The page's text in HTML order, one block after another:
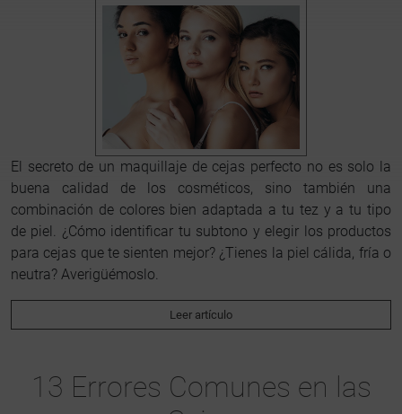
El secreto de un maquillaje de cejas perfecto no es solo la
buena calidad de los cosméticos, sino también una
combinación de colores bien adaptada a tu tez y a tu tipo
de piel. ¿Cómo identificar tu subtono y elegir los productos
para cejas que te sienten mejor? ¿Tienes la piel cálida, fría o
neutra? Averigüémoslo.
Leer artículo
13 Errores Comunes en las